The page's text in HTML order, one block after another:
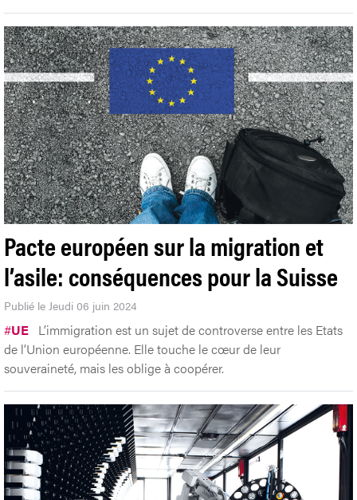
Pacte européen sur la migration et
l’asile: conséquences pour la Suisse
Publié le Jeudi 06 juin 2024
#UE L’immigration est un sujet de controverse entre les Etats
de l’Union européenne. Elle touche le cœur de leur
souveraineté, mais les oblige à coopérer.